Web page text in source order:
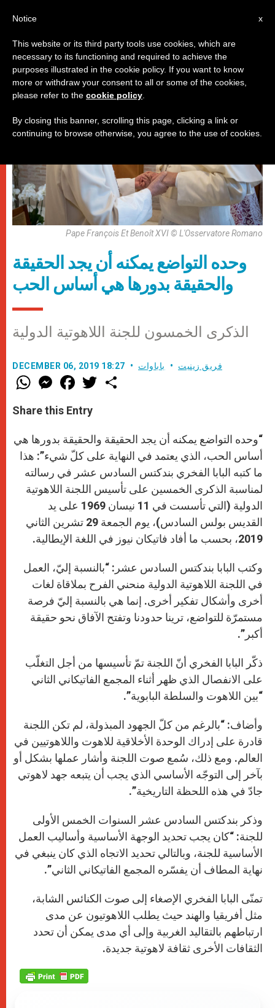
باباوات
Pape François Et Benoît XVI © L'Osservatore Romano
وحده التواضع يمكنه أن يجد الحقيقة
والحقيقة بدورها هي أساس الحب
الذكرى الخمسون للجنة اللاهوتية الدولية
DECEMBER 06, 2019 18:27 فريق زينيت باباوات
W
h
t
s
p
p
M
e
s
e
e
r
F
a
e
b
o
k
w
Share this Entry
“وحده التواضع يمكنه أن يجد الحقيقة والحقيقة بدورها هي
أساس الحب، الذي يعتمد في النهاية على كلّ شيء”: هذا
ما كتبه البابا الفخري بندكتس السادس عشر في رسالته
لمناسبة الذكرى الخمسين على تأسيس اللجنة اللاهوتية
الدولية (التي تأسست في 11 نيسان 1969 على يد
القديس بولس السادس)، يوم الجمعة 29 تشرين الثاني
2019، بحسب ما أفاد فاتيكان نيوز في اللغة الإيطالية.
وكتب البابا بندكتس السادس عشر: “بالنسبة إليّ، العمل
في اللجنة اللاهوتية الدولية منحني الفرح بملاقاة لغات
أخرى وأشكال تفكير أخرى. إنما هي بالنسبة إليّ فرصة
مستمرّة للتواضع، ترينا حدودنا وتفتح الآفاق نحو حقيقة
أكبر”.
ذكّر البابا الفخري أنّ اللجنة تمّ تأسيسها من أجل التغلّب
على الانفصال الذي ظهر أثناء المجمع الفاتيكاني الثاني
“بين اللاهوت والسلطة البابوية”.
وأضاف: “بالرغم من كلّ الجهود المبذولة، لم تكن اللجنة
قادرة على إدراك الوحدة الأخلاقية للاهوت واللاهوتيين في
العالم. ومع ذلك، سُمع صوت اللجنة وأشار عملها بشكل أو
بآخر إلى التوجّه الأساسي الذي يجب أن يتبعه جهد لاهوتي
جادّ في هذه اللحظة التاريخية”.
وذكر بندكتس السادس عشر السنوات الخمس الأولى
للجنة: “كان يجب تحديد الوجهة الأساسية وأساليب العمل
الأساسية للجنة، وبالتالي تحديد الاتجاه الذي كان ينبغي في
نهاية المطاف أن يفسّره المجمع الفاتيكاني الثاني”.
تمنّى البابا الفخري الإصغاء إلى صوت الكنائس الشابة،
مثل أفريقيا والهند حيث يطلب اللاهوتيون عن مدى
ارتباطهم بالتقاليد الغربية وإلى أي مدى يمكن أن تحدد
الثقافات الأخرى ثقافة لاهوتية جديدة.
x
Notice
This website or its third party tools use cookies, which are
necessary to its functioning and required to achieve the
purposes illustrated in the cookie policy. If you want to know
more or withdraw your consent to all or some of the cookies,
please refer to the cookie policy
By closing this banner, scrolling this page, clicking a link or
continuing to browse otherwise, you agree to the use of cookies.